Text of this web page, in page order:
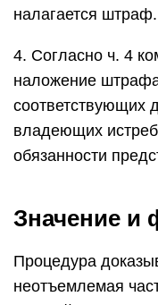
налагается штраф.
4. Согласно ч. 4
наложение
соответствующих
владеющих
обязанности
Значение и
Процедура
неотъемлемая